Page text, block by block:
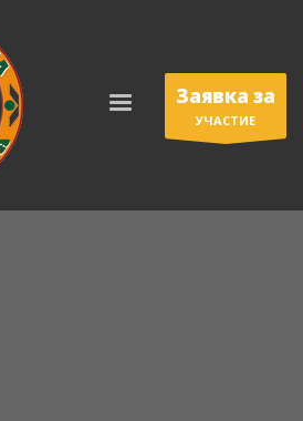
Заявка за
УЧАСТИЕ